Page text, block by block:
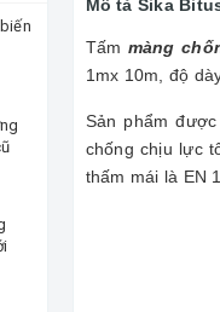
Mô tả Sika
Tấm màng
1mx 10m, độ
Sản phẩm
chống chịu lực
thấm mái là EN